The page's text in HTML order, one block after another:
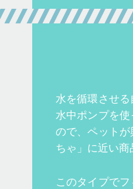
水を循環させ
水中ポンプを
ので、ペット
ちゃ」に近い商
このタイプで